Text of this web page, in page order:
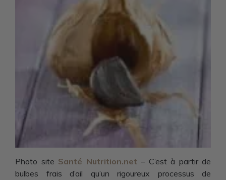
Photo site Santé Nutrition.net – C’est à partir de
bulbes frais d’ail qu’un rigoureux processus de